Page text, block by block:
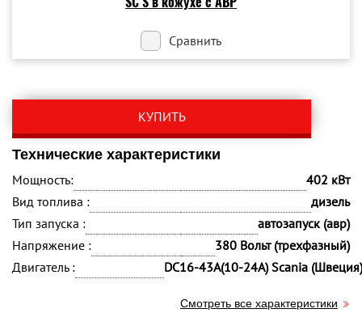
Сравнить
КУПИТЬ
Технические характеристики
Мощность:
402 кВт
Вид топлива :
дизель
Тип запуска :
автозапуск (авр)
Напряжение :
380 Вольт (трехфазный)
Двигатель :
DC16-43A(10-24A) Scania
Смотреть все характеристики